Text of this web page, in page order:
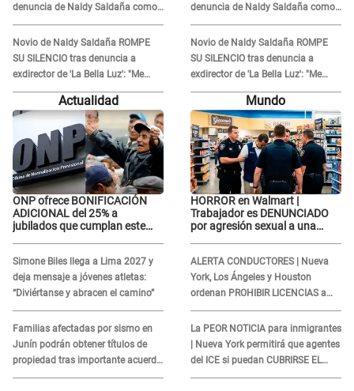
denuncia de Naldy Saldaña como
'acto bochornoso': "No es justo
atacar a otra mujer"
Novio de Naldy Saldaña ROMPE
SU SILENCIO tras denuncia a
exdirector de 'La Bella Luz': "Me
basta con que ella esté bien"
denuncia de Naldy Saldaña como
'acto bochornoso': "No es justo
atacar a otra mujer"
Novio de Naldy Saldaña ROMPE
SU SILENCIO tras denuncia a
exdirector de 'La Bella Luz': "Me
basta con que ella esté bien"
Actualidad
ONP ofrece BONIFICACIÓN
ADICIONAL del 25% a
jubilados que cumplan este
Simone Biles llega a Lima 2027 y
deja mensaje a jóvenes atletas:
“Diviértanse y abracen el camino”
Familias afectadas por sismo en
Junín podrán obtener títulos de
propiedad tras importante acuerdo
de Cofopri
Mundo
HORROR en Walmart |
Trabajador es DENUNCIADO
por agresión sexual a una
ALERTA CONDUCTORES | Nueva
York, Los Ángeles y Houston
ordenan PROHIBIR LICENCIAS a
quienes no presenten ESTE
DOCUMENTO
La PEOR NOTICIA para inmigrantes
| Nueva York permitirá que agentes
del ICE si puedan CUBRIRSE EL
ROSTRO